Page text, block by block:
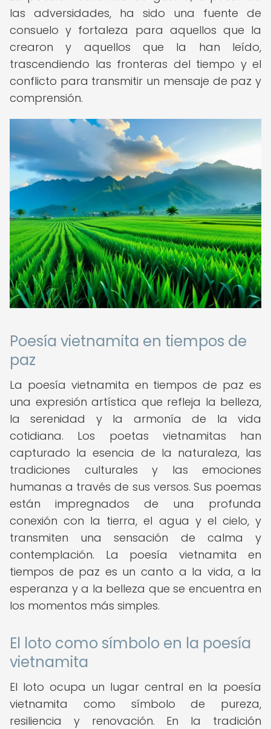
las adversidades, ha sido una fuente de
consuelo y fortaleza para aquellos que la
crearon y aquellos que la han leído,
trascendiendo las fronteras del tiempo y el
conflicto para transmitir un mensaje de paz y
comprensión.
Poesía vietnamita en tiempos de
paz
La poesía vietnamita en tiempos de paz es
una expresión artística que refleja la belleza,
la serenidad y la armonía de la vida
cotidiana. Los poetas vietnamitas han
capturado la esencia de la naturaleza, las
tradiciones culturales y las emociones
humanas a través de sus versos. Sus poemas
están impregnados de una profunda
conexión con la tierra, el agua y el cielo, y
transmiten una sensación de calma y
contemplación. La poesía vietnamita en
tiempos de paz es un canto a la vida, a la
esperanza y a la belleza que se encuentra en
los momentos más simples.
El loto como símbolo en la poesía
vietnamita
El loto ocupa un lugar central en la poesía
vietnamita como símbolo de pureza,
resiliencia y renovación. En la tradición